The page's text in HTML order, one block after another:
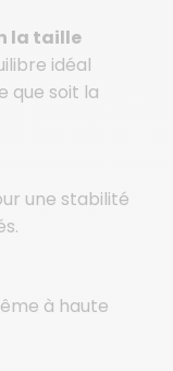
la taille
idéal
que soit la
une stabilité
à haute